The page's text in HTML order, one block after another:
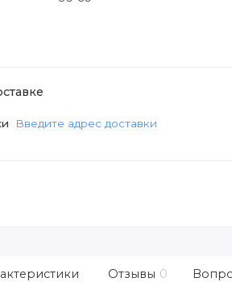
Введите адрес доставки
Отзывы 0